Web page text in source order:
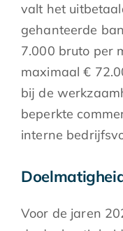
valt het
gehanteerde
7.000 bruto per
maximaal €
bij de
beperkte
interne
Voor de jaren